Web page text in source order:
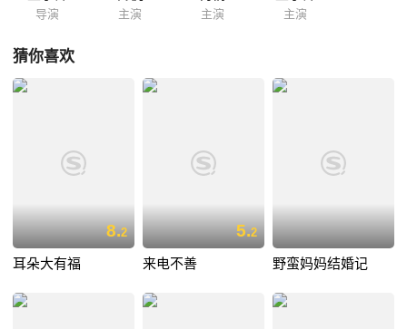
导演 主演 主演 主演
猜你喜欢
8.2
耳朵大有福
5.2
来电不善 野蛮妈妈结婚记